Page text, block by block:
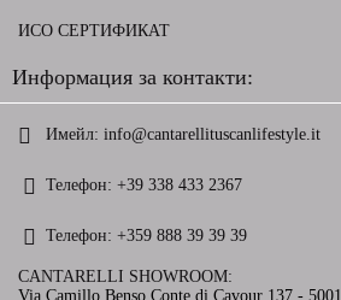
ИСО СЕРТИФИКАТ
Информация за контакти:
Имейл: info@cantarellituscanlifestyle.it
Телефон: +39 338 433 2367
Телефон: +359 888 39 39 39
CANTARELLI SHOWROOM:
Via Camillo Benso Conte di Cavour 137 -